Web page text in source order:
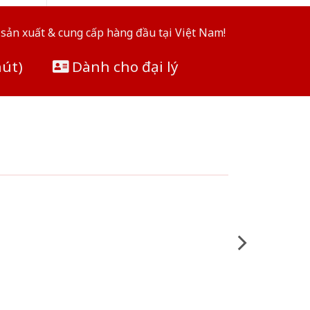
xuất & cung cấp hàng đầu tại Việt Nam!
Dành cho đại lý